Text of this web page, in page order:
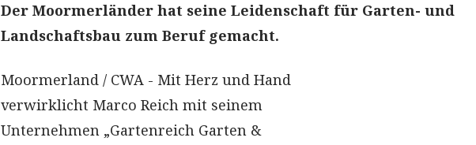
Der Moormerländer hat seine Leidenschaft für Garten- und
Landschaftsbau zum Beruf gemacht.
Moormerland / CWA - Mit Herz und Hand
verwirklicht Marco Reich mit seinem
Unternehmen „Gartenreich Garten &